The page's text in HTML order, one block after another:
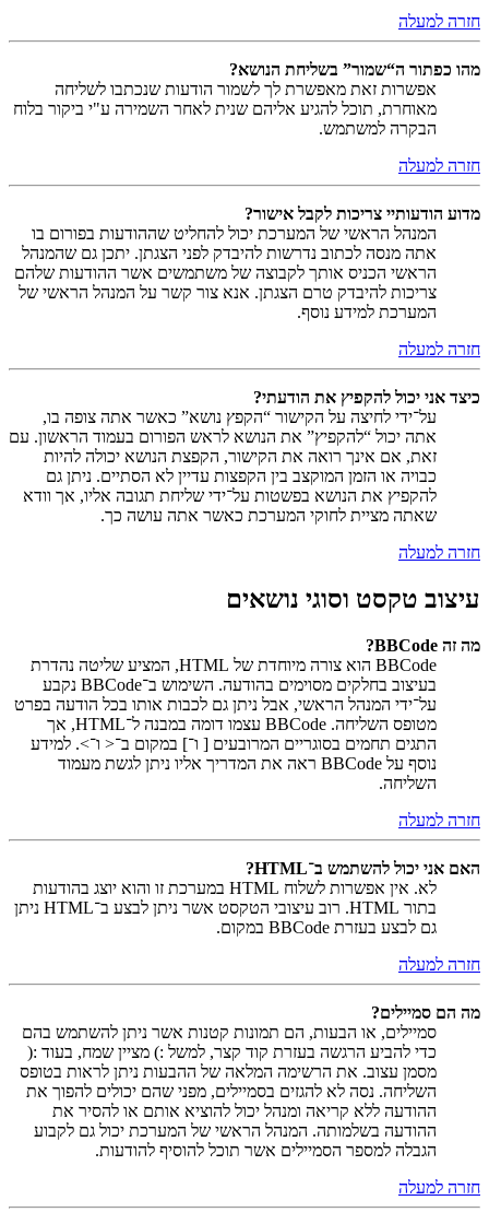
חזרה למעלה
מהו כפתור ה“שמור” בשליחת הנושא?
אפשרות זאת מאפשרת לך לשמור הודעות שנכתבו לשליחה
מאוחרת, תוכל להגיע אליהם שנית לאחר השמירה ע"י ביקור בלוח
הבקרה למשתמש.
חזרה למעלה
מדוע הודעותיי צריכות לקבל אישור?
המנהל הראשי של המערכת יכול להחליט שההודעות בפורום בו
אתה מנסה לכתוב נדרשות להיבדק לפני הצגתן. יתכן גם שהמנהל
הראשי הכניס אותך לקבוצה של משתמשים אשר ההודעות שלהם
צריכות להיבדק טרם הצגתן. אנא צור קשר על המנהל הראשי של
המערכת למידע נוסף.
חזרה למעלה
כיצד אני יכול להקפיץ את הודעתי?
על־ידי לחיצה על הקישור “הקפץ נושא” כאשר אתה צופה בו,
אתה יכול “להקפיץ” את הנושא לראש הפורום בעמוד הראשון. עם
זאת, אם אינך רואה את הקישור, הקפצת הנושא יכולה להיות
כבויה או הזמן המוקצב בין הקפצות עדיין לא הסתיים. ניתן גם
להקפיץ את הנושא בפשטות על־ידי שליחת תגובה אליו, אך וודא
שאתה מציית לחוקי המערכת כאשר אתה עושה כך.
חזרה למעלה
עיצוב טקסט וסוגי נושאים
מה זה BBCode?
BBCode הוא צורה מיוחדת של HTML, המציע שליטה נהדרת
בעיצוב בחלקים מסוימים בהודעה. השימוש ב־BBCode נקבע
על־ידי המנהל הראשי, אבל ניתן גם לכבות אותו בכל הודעה בפרט
מטופס השליחה. BBCode עצמו דומה במבנה ל־HTML, אך
התגים תחמים בסוגריים המרובעים [ ו־] במקום ב־< ו־>. למידע
נוסף על BBCode ראה את המדריך אליו ניתן לגשת מעמוד
השליחה.
חזרה למעלה
האם אני יכול להשתמש ב־HTML?
לא. אין אפשרות לשלוח HTML במערכת זו והוא יוצג בהודעות
בתור HTML. רוב עיצובי הטקסט אשר ניתן לבצע ב־HTML ניתן
גם לבצע בעזרת BBCode במקום.
חזרה למעלה
מה הם סמיילים?
סמיילים, או הבעות, הם תמונות קטנות אשר ניתן להשתמש בהם
כדי להביע הרגשה בעזרת קוד קצר, למשל :) מציין שמח, בעוד :(
מסמן עצוב. את הרשימה המלאה של ההבעות ניתן לראות בטופס
השליחה. נסה לא להגזים בסמיילים, מפני שהם יכולים להפוך את
ההודעה ללא קריאה ומנהל יכול להוציא אותם או להסיר את
ההודעה בשלמותה. המנהל הראשי של המערכת יכול גם לקבוע
הגבלה למספר הסמיילים אשר תוכל להוסיף להודעות.
חזרה למעלה